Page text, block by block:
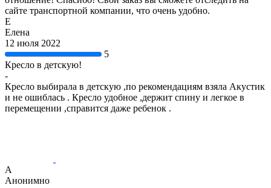
сайте транспортной компании, что очень удобно.
Е
Елена
12 июля 2022
5
Кресло в детскую!
-
Кресло выбирала в детскую ,по рекомендациям взяла Акустик
и не ошиблась . Кресло удобное ,держит спину и легкое в
перемещении ,справится даже ребенок .
А
Анонимно